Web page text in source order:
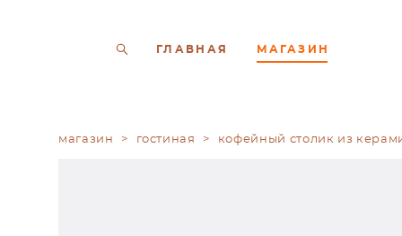
ГЛАВНАЯ МАГАЗИН
магазин > гостиная > кофейный столик из